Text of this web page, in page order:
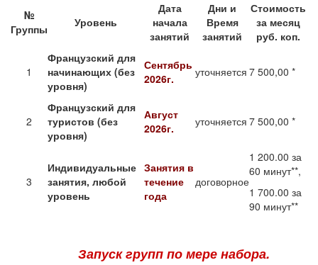
№
Группы
Уровень
Дата
начала
занятий
Дни и
Время
занятий
Стоимость
за месяц
руб. коп.
1
Французский для
начинающих (без
уровня)
Сентябрь
2026г.
уточняется 7 500,00 *
2
Французский для
туристов (без
уровня)
Август
2026г.
уточняется 7 500,00 *
3
Индивидуальные
занятия, любой
уровень
Занятия в
течение
года
договорное
1 200.00 за
60 минут**,
1 700.00 за
90 минут**
Запуск групп по мере набора.